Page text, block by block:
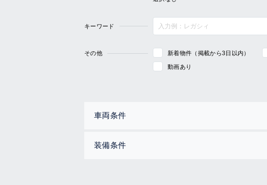
キーワード
その他 新着物件（掲載から3日以内）
動画あり
車両条件
装備条件